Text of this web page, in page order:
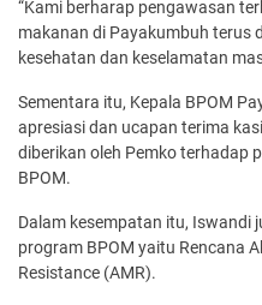
“Kami berharap pengawasan
makanan di Payakumbuh terus
kesehatan dan keselamatan
Sementara itu, Kepala BPOM
apresiasi dan ucapan terima
diberikan oleh Pemko terhadap
BPOM.
Dalam kesempatan itu, Iswandi
program BPOM yaitu Rencana
Resistance (AMR).